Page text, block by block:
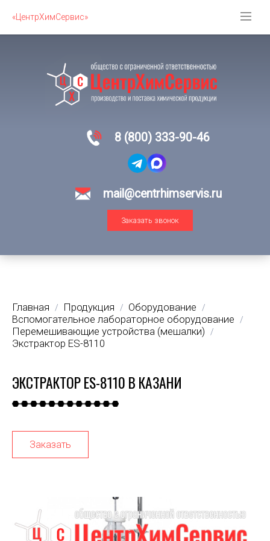
«ЦентрХимСервис»
8 (800) 333-90-46
mail@centrhimservis.ru
Заказать звонок
Главная / Продукция / Оборудование /
Вспомогательное лабораторное оборудование /
Перемешивающие устройства (мешалки) /
Экстрактор ES-8110
ЭКСТРАКТОР ES-8110 В КАЗАНИ
Заказать